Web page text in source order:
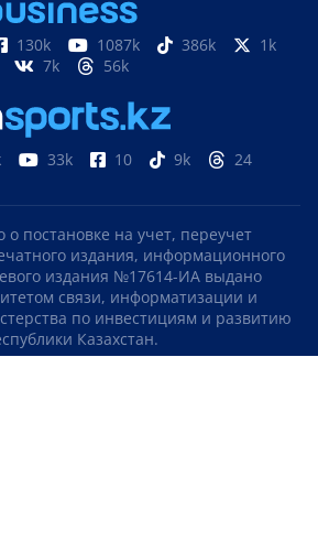
130k 1087k 386k
1k
7k
56k
33k 10 9k 24
о постановке на учет, переучет
издания, информационного
издания №17614-ИА выдано
связи, информатизации и
по инвестициям и развитию
Казахстан.